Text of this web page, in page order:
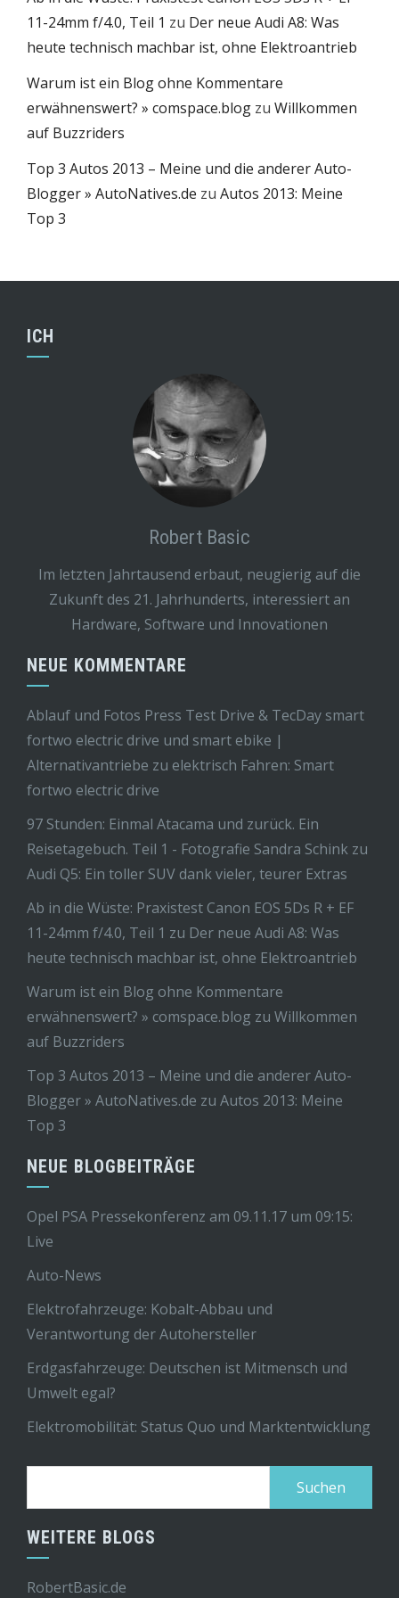
11-24mm f/4.0, Teil 1 zu Der neue Audi A8: Was
heute technisch machbar ist, ohne Elektroantrieb
Warum ist ein Blog ohne Kommentare
erwähnenswert? » comspace.blog zu Willkommen
auf Buzzriders
Top 3 Autos 2013 – Meine und die anderer Auto-
Blogger » AutoNatives.de zu Autos 2013: Meine
Top 3
ICH
Robert Basic
Im letzten Jahrtausend erbaut, neugierig auf die
Zukunft des 21. Jahrhunderts, interessiert an
Hardware, Software und Innovationen
NEUE KOMMENTARE
Ablauf und Fotos Press Test Drive & TecDay smart
fortwo electric drive und smart ebike |
Alternativantriebe zu elektrisch Fahren: Smart
fortwo electric drive
97 Stunden: Einmal Atacama und zurück. Ein
Reisetagebuch. Teil 1 - Fotografie Sandra Schink zu
Audi Q5: Ein toller SUV dank vieler, teurer Extras
Ab in die Wüste: Praxistest Canon EOS 5Ds R + EF
11-24mm f/4.0, Teil 1 zu Der neue Audi A8: Was
heute technisch machbar ist, ohne Elektroantrieb
Warum ist ein Blog ohne Kommentare
erwähnenswert? » comspace.blog zu Willkommen
auf Buzzriders
Top 3 Autos 2013 – Meine und die anderer Auto-
Blogger » AutoNatives.de zu Autos 2013: Meine
Top 3
NEUE BLOGBEITRÄGE
Opel PSA Pressekonferenz am 09.11.17 um 09:15:
Live
Auto-News
Elektrofahrzeuge: Kobalt-Abbau und
Verantwortung der Autohersteller
Erdgasfahrzeuge: Deutschen ist Mitmensch und
Umwelt egal?
Elektromobilität: Status Quo und Marktentwicklung
WEITERE BLOGS
RobertBasic.de